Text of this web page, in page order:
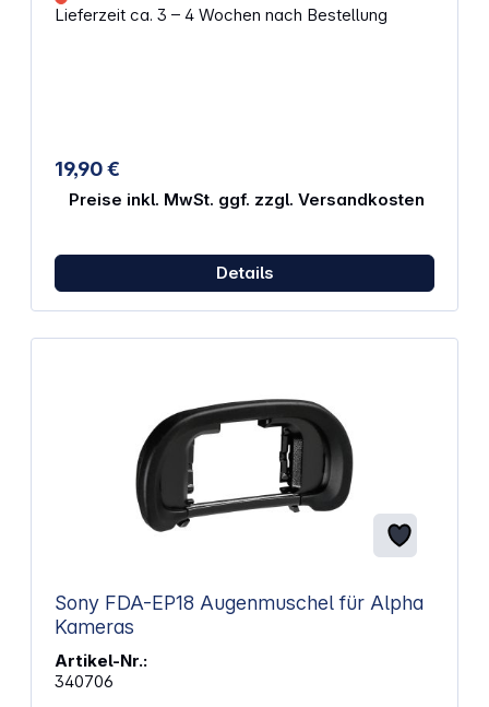
beansprucht wird. Eigenschaften: Abnehmbare
Lieferzeit ca. 3 – 4 Wochen nach Bestellung
19,90 €
Preise inkl. MwSt. ggf. zzgl. Versandkosten
Details
Sony FDA-EP18 Augenmuschel für Alpha
Kameras
Artikel-Nr.:
340706